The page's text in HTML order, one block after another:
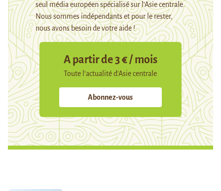
seul média européen spécialisé sur l’Asie centrale.
Nous sommes indépendants et pour le rester,
nous avons besoin de votre aide !
A partir de 3 € / mois
Toute l’actualité d’Asie centrale
Abonnez-vous